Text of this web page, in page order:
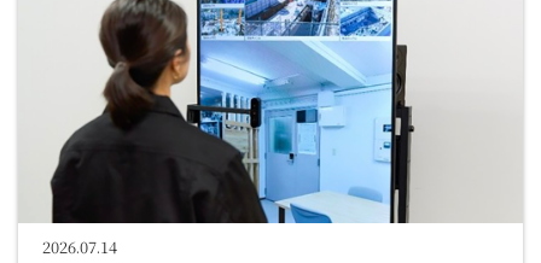
2026.07.14